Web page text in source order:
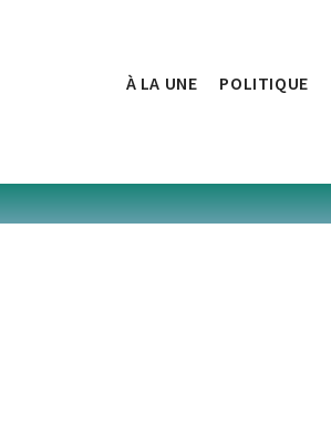
À LA UNE POLITIQUE